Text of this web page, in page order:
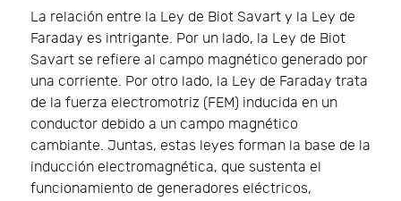
La relación entre la Ley de Biot Savart y la Ley de
Faraday es intrigante. Por un lado, la Ley de Biot
Savart se refiere al campo magnético generado por
una corriente. Por otro lado, la Ley de Faraday trata
de la fuerza electromotriz (FEM) inducida en un
conductor debido a un campo magnético
cambiante. Juntas, estas leyes forman la base de la
inducción electromagnética, que sustenta el
funcionamiento de generadores eléctricos,